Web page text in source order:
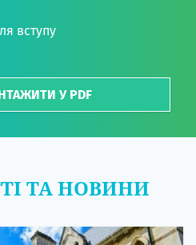
вступу
У PDF
ТА НОВИНИ